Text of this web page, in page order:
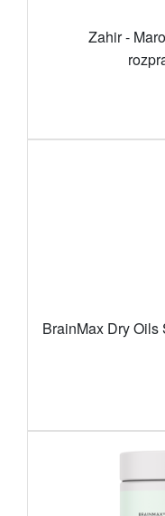
Zahir -
BrainMax Dry Oils